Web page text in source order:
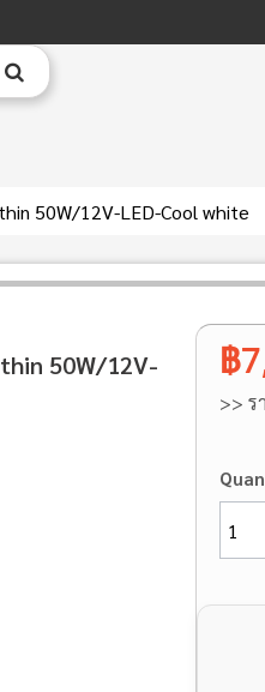
50W/12V-LED-Cool white
50W/12V-
฿
>> ร